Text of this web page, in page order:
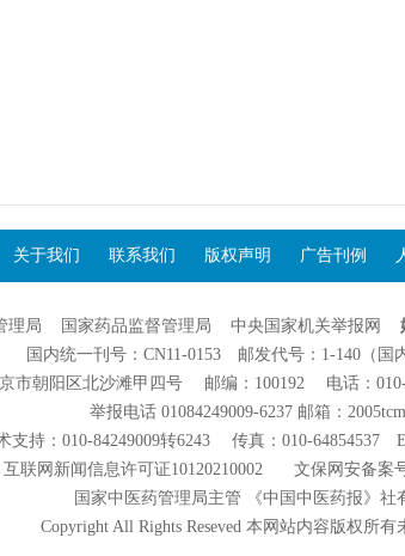
关于我们 联系我们 版权声明 广告刊例
理局 国家药品监督管理局 中央国家机关举报网
国内统一刊号：CN11-0153 邮发代号：1-140（国
市朝阳区北沙滩甲四号 邮编：100192 电话：010-
举报电话 01084249009-6237 邮箱：
支持：010-84249009转6243 传真：010-64854537
互联网新闻信息许可证10120210002文保网安备案
国家中医药管理局主管 《中国中医药报》社
Copyright All Rights Reseved 本网站内容版权所